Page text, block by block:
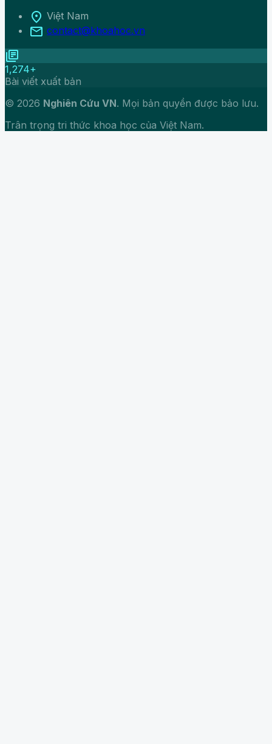
location_on Việt Nam
mail contact@khoahoc.vn
library_books
1,274+
Bài viết xuất bản
© 2026 Nghiên Cứu VN. Mọi bản quyền được bảo lưu.
Trân trọng tri thức khoa học của Việt Nam.